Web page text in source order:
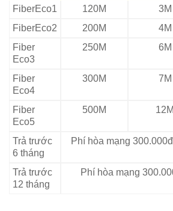
FiberEco1
120M 3M
FiberEco2
200M 4M
Fiber
Eco3
250M 6M
Fiber
Eco4
300M 7M
Fiber
Eco5
500M 12M
Trả trước
6 tháng
Phí hòa mạng
Trả trước
12 tháng
Phí hòa mạng